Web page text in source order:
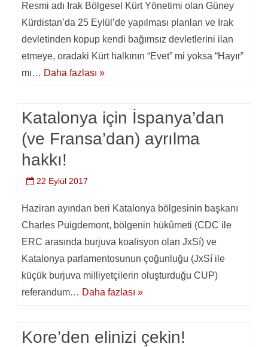
Resmi adı Irak Bölgesel Kürt Yönetimi olan Güney
Kürdistan’da 25 Eylül’de yapılması planlan ve Irak
devletinden kopup kendi bağımsız devletlerini ilan
etmeye, oradaki Kürt halkının “Evet” mi yoksa “Hayır”
mı… Daha fazlası »
Katalonya için İspanya’dan
(ve Fransa’dan) ayrılma
hakkı!
22 Eylül 2017
Haziran ayından beri Katalonya bölgesinin başkanı
Charles Puigdemont, bölgenin hükûmeti (CDC ile
ERC arasında burjuva koalisyon olan JxSí) ve
Katalonya parlamentosunun çoğunluğu (JxSí ile
küçük burjuva milliyetçilerin oluşturduğu CUP)
referandum… Daha fazlası »
Kore’den elinizi çekin!